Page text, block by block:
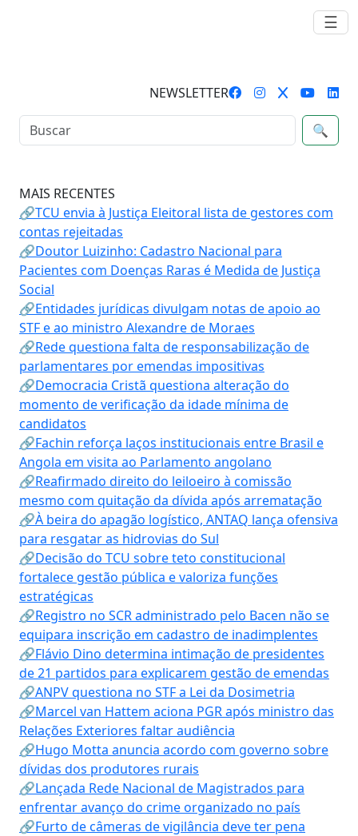
☰
NEWSLETTER
🔍
MAIS RECENTES
🔗TCU envia à Justiça Eleitoral lista de gestores com
contas rejeitadas
🔗Doutor Luizinho: Cadastro Nacional para
Pacientes com Doenças Raras é Medida de Justiça
Social
🔗Entidades jurídicas divulgam notas de apoio ao
STF e ao ministro Alexandre de Moraes
🔗Rede questiona falta de responsabilização de
parlamentares por emendas impositivas
🔗Democracia Cristã questiona alteração do
momento de verificação da idade mínima de
candidatos
🔗Fachin reforça laços institucionais entre Brasil e
Angola em visita ao Parlamento angolano
🔗Reafirmado direito do leiloeiro à comissão
mesmo com quitação da dívida após arrematação
🔗À beira do apagão logístico, ANTAQ lança ofensiva
para resgatar as hidrovias do Sul
🔗Decisão do TCU sobre teto constitucional
fortalece gestão pública e valoriza funções
estratégicas
🔗Registro no SCR administrado pelo Bacen não se
equipara inscrição em cadastro de inadimplentes
🔗Flávio Dino determina intimação de presidentes
de 21 partidos para explicarem gestão de emendas
🔗ANPV questiona no STF a Lei da Dosimetria
🔗Marcel van Hattem aciona PGR após ministro das
Relações Exteriores faltar audiência
🔗Hugo Motta anuncia acordo com governo sobre
dívidas dos produtores rurais
🔗Lançada Rede Nacional de Magistrados para
enfrentar avanço do crime organizado no país
🔗Furto de câmeras de vigilância deve ter pena